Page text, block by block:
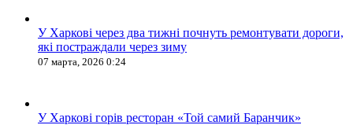
У Харкові через два тижні почнуть ремонтувати дороги,
які постраждали через зиму
07 марта, 2026 0:24
У Харкові горів ресторан «Той самий Баранчик»